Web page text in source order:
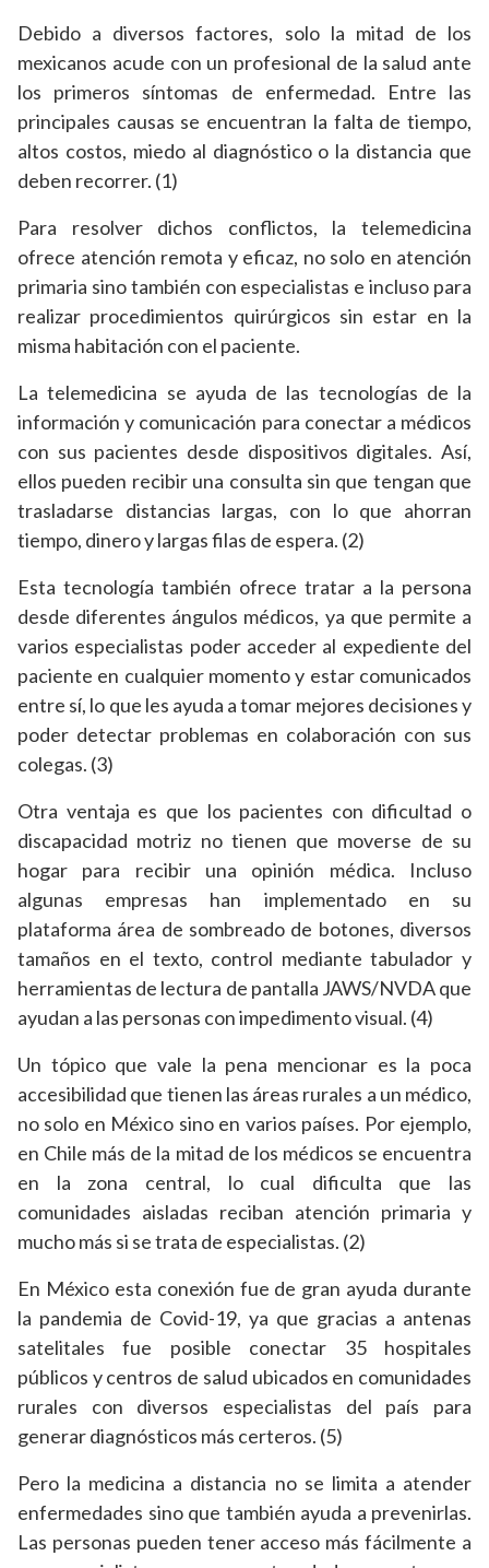
Debido a diversos factores, solo la mitad de los
mexicanos acude con un profesional de la salud ante
los primeros síntomas de enfermedad. Entre las
principales causas se encuentran la falta de tiempo,
altos costos, miedo al diagnóstico o la distancia que
deben recorrer. (1)
Para resolver dichos conflictos, la telemedicina
ofrece atención remota y eficaz, no solo en atención
primaria sino también con especialistas e incluso para
realizar procedimientos quirúrgicos sin estar en la
misma habitación con el paciente.
La telemedicina se ayuda de las tecnologías de la
información y comunicación para conectar a médicos
con sus pacientes desde dispositivos digitales. Así,
ellos pueden recibir una consulta sin que tengan que
trasladarse distancias largas, con lo que ahorran
tiempo, dinero y largas filas de espera. (2)
Esta tecnología también ofrece tratar a la persona
desde diferentes ángulos médicos, ya que permite a
varios especialistas poder acceder al expediente del
paciente en cualquier momento y estar comunicados
entre sí, lo que les ayuda a tomar mejores decisiones y
poder detectar problemas en colaboración con sus
colegas. (3)
Otra ventaja es que los pacientes con dificultad o
discapacidad motriz no tienen que moverse de su
hogar para recibir una opinión médica. Incluso
algunas empresas han implementado en su
plataforma área de sombreado de botones, diversos
tamaños en el texto, control mediante tabulador y
herramientas de lectura de pantalla JAWS/NVDA que
ayudan a las personas con impedimento visual. (4)
Un tópico que vale la pena mencionar es la poca
accesibilidad que tienen las áreas rurales a un médico,
no solo en México sino en varios países. Por ejemplo,
en Chile más de la mitad de los médicos se encuentra
en la zona central, lo cual dificulta que las
comunidades aisladas reciban atención primaria y
mucho más si se trata de especialistas. (2)
En México esta conexión fue de gran ayuda durante
la pandemia de Covid-19, ya que gracias a antenas
satelitales fue posible conectar 35 hospitales
públicos y centros de salud ubicados en comunidades
rurales con diversos especialistas del país para
generar diagnósticos más certeros. (5)
Pero la medicina a distancia no se limita a atender
enfermedades sino que también ayuda a prevenirlas.
Las personas pueden tener acceso más fácilmente a